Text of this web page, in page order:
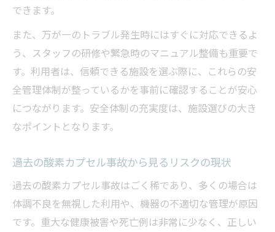
できます。
また、万が一のトラブル発生時にはすぐに対応できるよ
う、スタッフの研修や緊急時のマニュアル整備も重要で
す。利用者は、信頼できる施設を選ぶ際に、これらの安
全管理体制が整っているかを事前に確認することが安心
につながります。安全体制の充実度は、施設選びの大き
なポイントとなります。
過去の酸素カプセル事故から見るリスクの現状
過去の酸素カプセル事故はごく稀であり、多くの場合は
体調不良を無視した利用や、機器の不適切な管理が原因
です。重大な健康被害や死亡例は非常に少なく、正しい